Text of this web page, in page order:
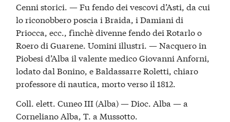
Cenni storici. — Fu fendo dei vescovi d’Asti, da cui
lo riconobbero poscia i Braida, i Damiani di
Priocca, ecc., fìnchè divenne fendo dei Rotarlo o
Roero di Guarene. Uomini illustri. — Nacquero in
Piobesi d’Alba il valente medico Giovanni Anforni,
lodato dal Bonino, e Baldassarre Roletti, chiaro
professore di nautica, morto verso il 1812.
Coll. elett. Cuneo III (Alba) — Dioc. Alba — a
Corneliano Alba, T. a Mussotto.